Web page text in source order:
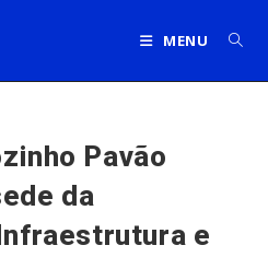
MENU
Pavão
da
e